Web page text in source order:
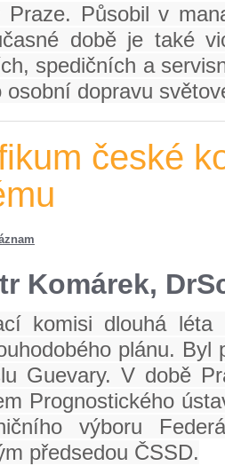
Praze. Působil v
době je také
spedičních a
dopravu
české
Komárek,
komisi dlouhá
plánu. Byl
Guevary. V době
Prognostického
výboru
předsedou ČSSD.